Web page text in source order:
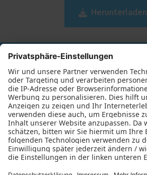
Herunterladen
Tischlerei Thieß GmbH
Emser Str. 117
12051 Berlin
+49 (30) 6844094
+49 (30) 6857018
E-Mail schreiben